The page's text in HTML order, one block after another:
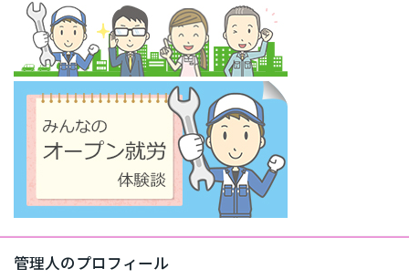
管理人のプロフィール